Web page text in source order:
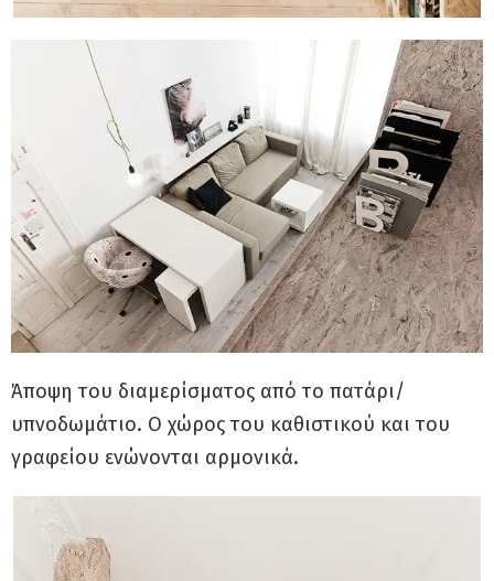
Άποψη του διαμερίσματος από το πατάρι/
υπνοδωμάτιο. Ο χώρος του καθιστικού και του
γραφείου ενώνονται αρμονικά.